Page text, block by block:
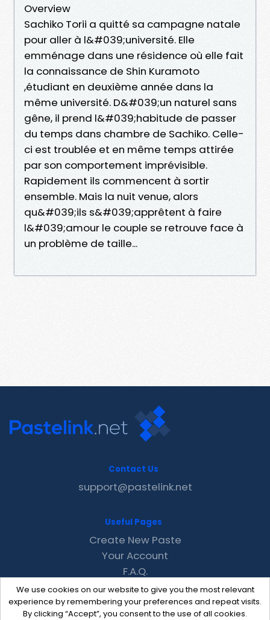
Overview
Sachiko Torii a quitté sa campagne natale
pour aller à l&#039;université. Elle
emménage dans une résidence où elle fait
la connaissance de Shin Kuramoto
,étudiant en deuxième année dans la
même université. D&#039;un naturel sans
gêne, il prend l&#039;habitude de passer
du temps dans chambre de Sachiko. Celle-
ci est troublée et en même temps attirée
par son comportement imprévisible.
Rapidement ils commencent à sortir
ensemble. Mais la nuit venue, alors
qu&#039;ils s&#039;apprêtent à faire
l&#039;amour le couple se retrouve face à
un problème de taille...
We use cookies on our website to give you the most relevant
experience by remembering your preferences and repeat visits.
By clicking “Accept”, you consent to the use of all cookies.
Contact Us
support@pastelink.net
Useful Pages
Create New Paste
Your Account
F.A.Q.
Recent
Contact